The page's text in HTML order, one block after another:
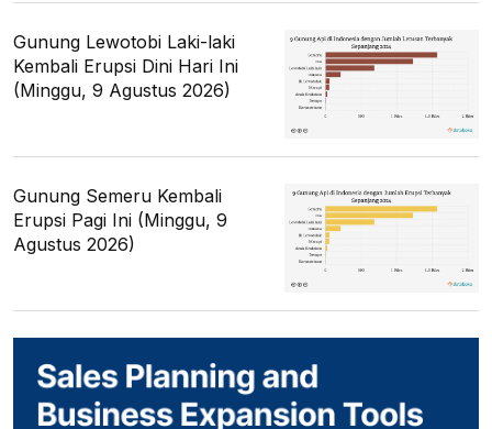
Gunung Lewotobi Laki-laki
Kembali Erupsi Dini Hari Ini
(Minggu, 9 Agustus 2026)
Gunung Semeru Kembali
Erupsi Pagi Ini (Minggu, 9
Agustus 2026)